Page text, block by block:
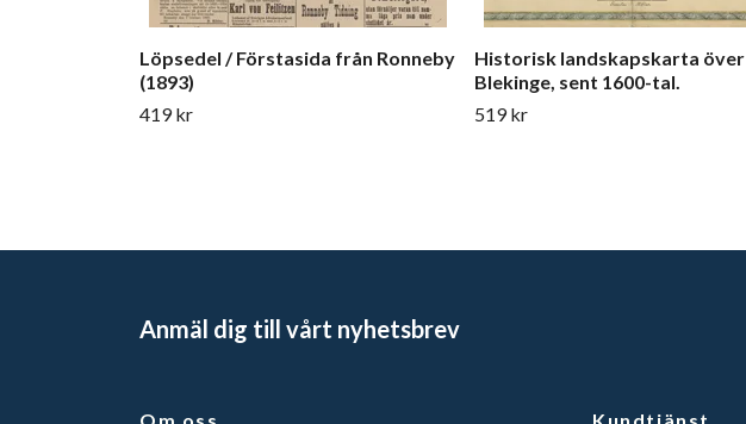
Löpsedel / Förstasida från Ronneby
(1893)
419 kr
Historisk landskapskarta över
Blekinge, sent 1600-tal.
519 kr
Anmäl dig till vårt nyhetsbrev